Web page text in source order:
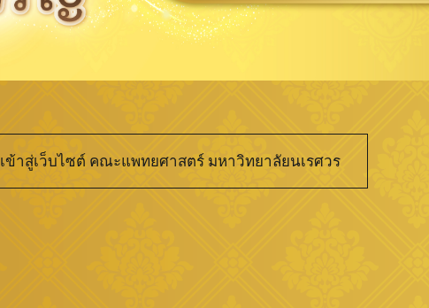
เข้าสู่เว็บไซต์ คณะแพทยศาสตร์ มหาวิทยาลัยนเรศวร